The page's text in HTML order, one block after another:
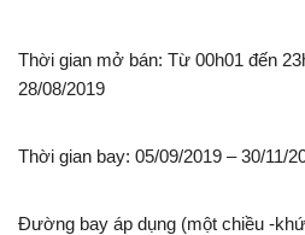
Thời gian mở bán: Từ 00h01 đến
28/08/2019
Thời gian bay: 05/09/2019 – 30/11/
Đường bay áp dụng (một chiều -